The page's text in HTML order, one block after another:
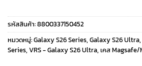
price
was:
price
is:
รหัสสินค้า:8800337150452
หมวดหมู่:Galaxy S26 Series, Galaxy S26 Ultra,
Series, VRS - Galaxy S26 Ultra, เคส